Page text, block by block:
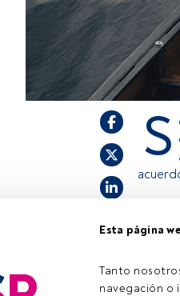
Esta página
Tanto
navegación o
S
Este